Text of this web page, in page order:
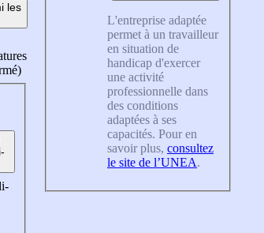
les
L'entreprise adaptée
permet à un travailleur
en situation de
handicap d'exercer
une activité
professionnelle dans
des conditions
adaptées à ses
capacités. Pour en
savoir plus, consultez
le site de l’UNEA.